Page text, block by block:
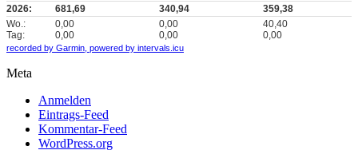
2026:
681,69 340,94
359,38
Wo.:
0,00 0,00
40,40
Tag:
0,00 0,00 0,00
recorded by Garmin, powered by intervals.icu
Meta
Anmelden
Eintrags-Feed
Kommentar-Feed
WordPress.org